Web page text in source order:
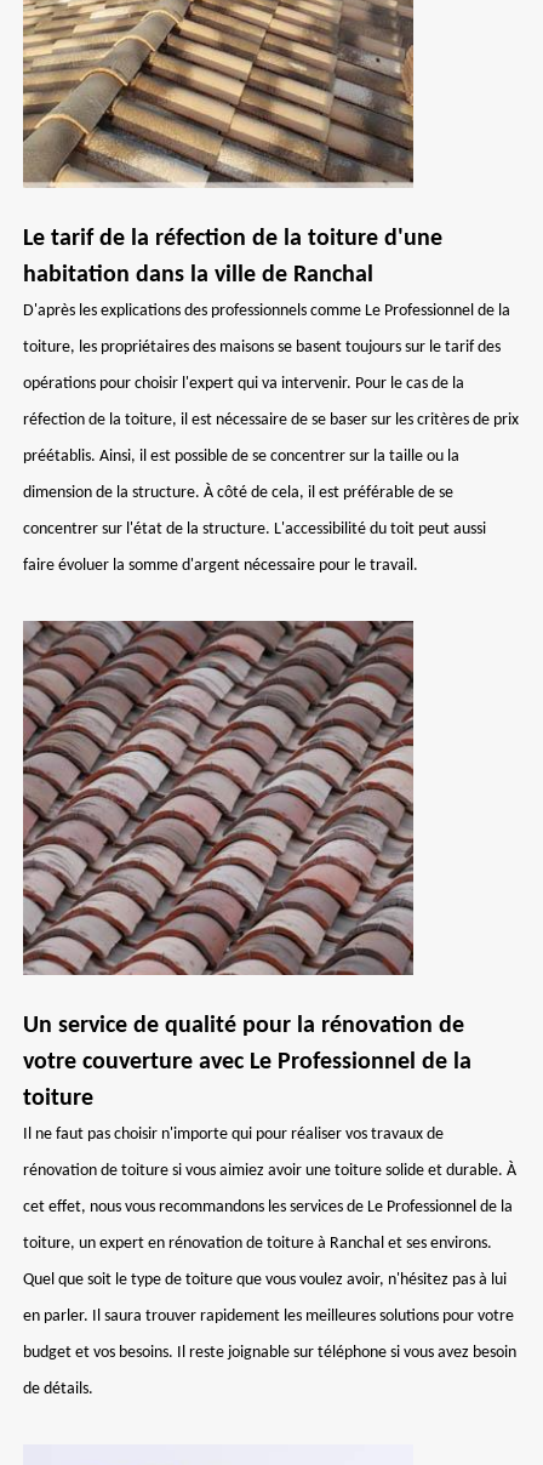
Le tarif de la réfection de la toiture d'une
habitation dans la ville de Ranchal
D'après les explications des professionnels comme Le Professionnel de la
toiture, les propriétaires des maisons se basent toujours sur le tarif des
opérations pour choisir l'expert qui va intervenir. Pour le cas de la
réfection de la toiture, il est nécessaire de se baser sur les critères de prix
préétablis. Ainsi, il est possible de se concentrer sur la taille ou la
dimension de la structure. À côté de cela, il est préférable de se
concentrer sur l'état de la structure. L'accessibilité du toit peut aussi
faire évoluer la somme d'argent nécessaire pour le travail.
Un service de qualité pour la rénovation de
votre couverture avec Le Professionnel de la
toiture
Il ne faut pas choisir n'importe qui pour réaliser vos travaux de
rénovation de toiture si vous aimiez avoir une toiture solide et durable. À
cet effet, nous vous recommandons les services de Le Professionnel de la
toiture, un expert en rénovation de toiture à Ranchal et ses environs.
Quel que soit le type de toiture que vous voulez avoir, n'hésitez pas à lui
en parler. Il saura trouver rapidement les meilleures solutions pour votre
budget et vos besoins. Il reste joignable sur téléphone si vous avez besoin
de détails.